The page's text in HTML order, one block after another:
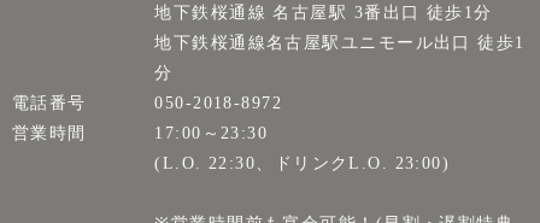
地下鉄桜通線 名古屋駅 3番出口 徒歩1分
地下鉄桜通線名古屋駅ユニモール出口 徒歩1
分
電話番号
050-2018-8972
営業時間
17:00～23:30
(L.O. 22:30、ドリンクL.O. 23:00)